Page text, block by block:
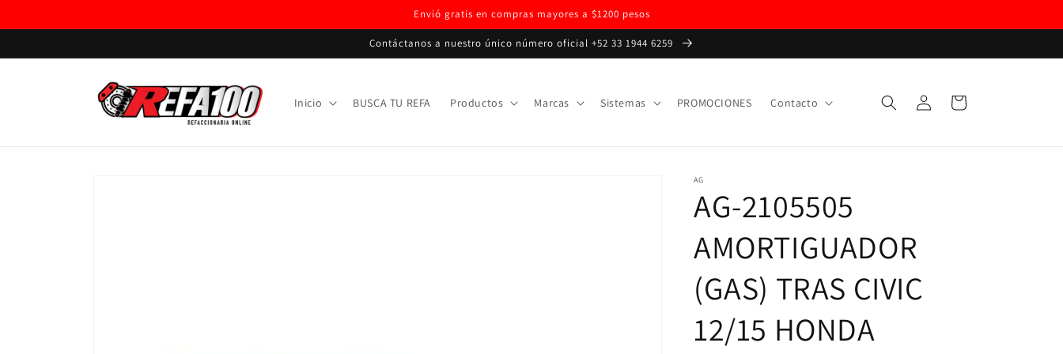
al contenido
Envió gratis en compras mayores a $1200 pesos
Contáctanos a nuestro único número oficial +52 33 1944 6259
Inicio BUSCA TU REFA Productos Marcas Sistemas PROMOCIONES Contacto
Iniciar
sesión
Carrito
AG
AG-2105505
AMORTIGUADOR
(GAS) TRAS CIVIC
12/15 HONDA